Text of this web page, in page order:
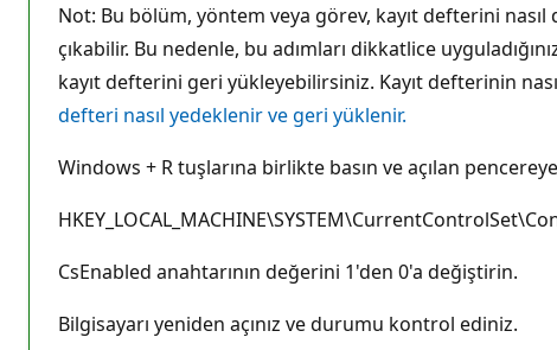
Not: Bu bölüm, yöntem veya görev, kayıt defterini
çıkabilir. Bu nedenle, bu adımları dikkatlice
kayıt defterini geri yükleyebilirsiniz. Kayıt defterinin
defteri nasıl yedeklenir ve geri yüklenir.
Windows + R tuşlarına birlikte basın ve açılan
CsEnabled anahtarının değerini 1'den 0'a değiştirin.
Bilgisayarı yeniden açınız ve durumu kontrol ediniz.